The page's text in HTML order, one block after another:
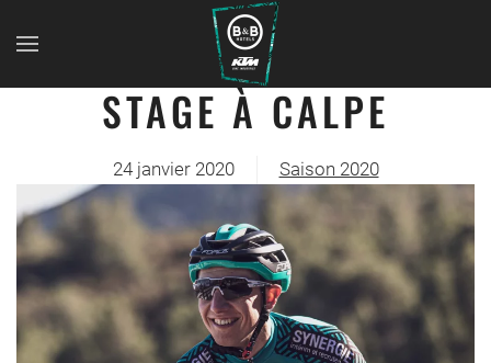
STAGE À CALPE
24 janvier 2020 Saison 2020